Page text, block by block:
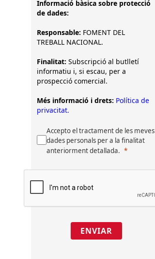
Informació bàsica sobre protecció
de dades:
Responsable: FOMENT DEL
TREBALL NACIONAL.
Finalitat: Subscripció al butlletí
informatiu i, si escau, per a
prospecció comercial.
Més informació i drets: Política de
privacitat.
Accepto el tractament de les meves
dades personals per a la finalitat
anteriorment detallada.
ENVIAR